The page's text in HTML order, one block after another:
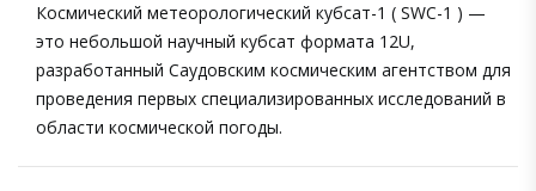
Космический метеорологический кубсат-1 ( SWC-1 ) —
это небольшой научный кубсат формата 12U,
разработанный Саудовским космическим агентством для
проведения первых специализированных исследований в
области космической погоды.